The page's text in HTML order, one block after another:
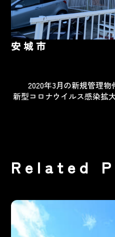
安城市
2020年3月の新規管理
新型コロナウイルス感染拡
Related